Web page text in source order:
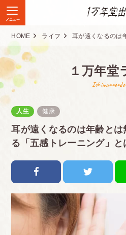
メニュー
HOME ライフ 耳が遠くなるのは年齢とは無
１万年堂
人生 健康
耳が遠くなるのは年齢とは
る「五感トレーニング」と